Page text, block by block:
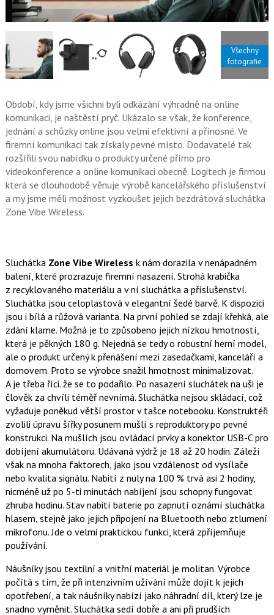
o
o
k
u
Všechny
fotografie
Období, kdy jsme všichni byli odkázání výhradně na online
komunikaci, je naštěstí pryč. Ukázalo se však, že konference,
jednání a schůzky online jsou velmi efektivní a přínosné. Ve
firemní komunikaci tak získaly pevné místo. Dodavatelé tak
rozšířili svou nabídku o produkty určené přímo pro
videokonference a online komunikaci obecně. Logitech je firmou
která se dlouhodobě věnuje výrobě kancelářského příslušenství
a my jsme měli možnost vyzkoušet jejich bezdrátová sluchátka
Zone Vibe Wireless.
Sluchátka Zone Vibe Wireless k nám dorazila v nenápadném
balení, které prozrazuje firemní nasazení. Strohá krabička
z recyklovaného materiálu a v ní sluchátka a příslušenství.
Sluchátka jsou celoplastová v elegantní šedé barvě. K dispozici
jsou i bílá a růžová varianta. Na první pohled se zdají křehká, ale
zdání klame. Možná je to způsobeno jejich nízkou hmotností,
která je pěkných 180 g. Nejedná se tedy o robustní herní model,
ale o produkt určený k přenášení mezi zasedačkami, kanceláří a
domovem. Proto se výrobce snažil hmotnost minimalizovat.
A je třeba říci. že se to podařilo. Po nasazení sluchátek na uši je
člověk za chvíli téměř nevnímá. Sluchátka nejsou skládací, což
vyžaduje poněkud větší prostor v tašce notebooku. Konstruktéři
zvolili úpravu šířky posunem mušlí s reproduktory po pevné
konstrukci. Na mušlích jsou ovládací prvky a konektor USB-C pro
dobíjení akumulátoru. Udávaná výdrž je 18 až 20 hodin. Záleží
však na mnoha faktorech, jako jsou vzdálenost od vysílače
nebo kvalita signálu. Nabití z nuly na 100 % trvá asi 2 hodiny,
nicméně už po 5-ti minutách nabíjení jsou schopny fungovat
zhruba hodinu. Stav nabití baterie po zapnutí oznámí sluchátka
hlasem, stejně jako jejich připojení na Bluetooth nebo ztlumení
mikrofonu. Jde o velmi praktickou funkci, která zpříjemňuje
používání.
Náušníky jsou textilní a vnitřní materiál je molitan. Výrobce
počítá s tím, že při intenzivním užívání může dojít k jejich
opotřebení, a tak náušníky nabízí jako náhradní díl, který lze je
snadno vyměnit. Sluchátka sedí dobře a ani při prudších